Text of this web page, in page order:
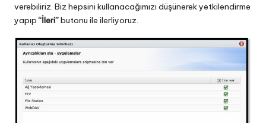
verebiliriz. Biz hepsini kullanacağımızı düşünerek yetkilendirme
yapıp“İleri”butonu ile ilerliyoruz.